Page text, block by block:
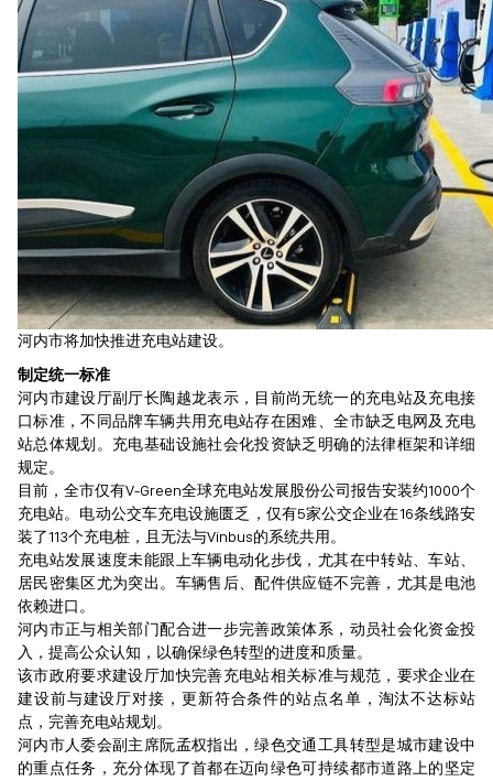
河内市将加快推进充电站建设。
制定统一标准
河内市建设厅副厅长陶越龙表示，目前尚无统一的充电站及充电接
口标准，不同品牌车辆共用充电站存在困难、全市缺乏电网及充电
站总体规划。充电基础设施社会化投资缺乏明确的法律框架和详细
规定。
目前，全市仅有V-Green全球充电站发展股份公司报告安装约1000个
充电站。电动公交车充电设施匮乏，仅有5家公交企业在16条线路安
装了113个充电桩，且无法与Vinbus的系统共用。
充电站发展速度未能跟上车辆电动化步伐，尤其在中转站、车站、
居民密集区尤为突出。车辆售后、配件供应链不完善，尤其是电池
依赖进口。
河内市正与相关部门配合进一步完善政策体系，动员社会化资金投
入，提高公众认知，以确保绿色转型的进度和质量。
该市政府要求建设厅加快完善充电站相关标准与规范，要求企业在
建设前与建设厅对接，更新符合条件的站点名单，淘汰不达标站
点，完善充电站规划。
河内市人委会副主席阮孟权指出，绿色交通工具转型是城市建设中
的重点任务，充分体现了首都在迈向绿色可持续都市道路上的坚定